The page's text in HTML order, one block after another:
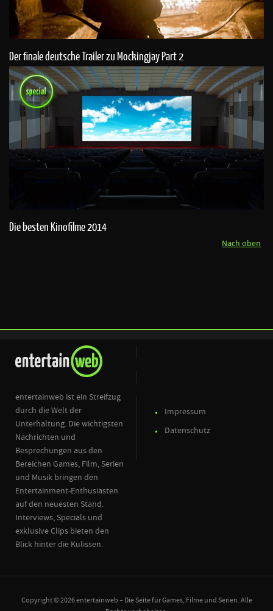
Der finale deutsche Trailer zu Mockingjay Part 2
Die besten Kinofilme 2014
Nach oben
entertainweb ist ein Streifzug
durch die Welt der
Unterhaltung. Die wichtigsten
Nachrichten und
Besprechungen aus den
Bereichen Games, Film, Serien
und Musik bringen den
Entertainment-Enthusiasten
auf den neuesten Stand.
Interviews, Specials und
exklusive Clips bieten den
Blick hinter die Kulissen.
Impressum
Datenschutz
Copyright © 2026 entertainweb – Die Seite für Games, Filme und Serien. Alle